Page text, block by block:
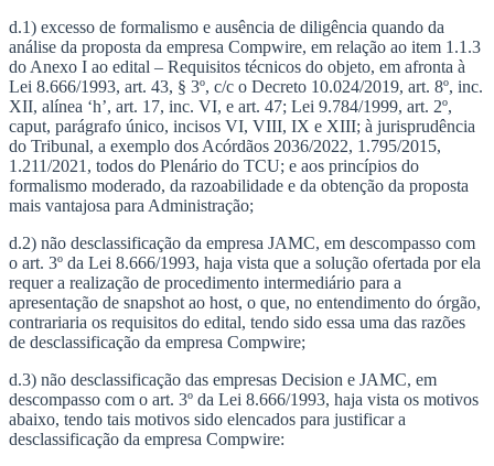
d.1) excesso de formalismo e ausência de diligência quando da
análise da proposta da empresa Compwire, em relação ao item 1.1.3
do Anexo I ao edital – Requisitos técnicos do objeto, em afronta à
Lei 8.666/1993, art. 43, § 3º, c/c o Decreto 10.024/2019, art. 8º, inc.
XII, alínea ‘h’, art. 17, inc. VI, e art. 47; Lei 9.784/1999, art. 2º,
caput, parágrafo único, incisos VI, VIII, IX e XIII; à jurisprudência
do Tribunal, a exemplo dos Acórdãos 2036/2022, 1.795/2015,
1.211/2021, todos do Plenário do TCU; e aos princípios do
formalismo moderado, da razoabilidade e da obtenção da proposta
mais vantajosa para Administração;
d.2) não desclassificação da empresa JAMC, em descompasso com
o art. 3º da Lei 8.666/1993, haja vista que a solução ofertada por ela
requer a realização de procedimento intermediário para a
apresentação de snapshot ao host, o que, no entendimento do órgão,
contrariaria os requisitos do edital, tendo sido essa uma das razões
de desclassificação da empresa Compwire;
d.3) não desclassificação das empresas Decision e JAMC, em
descompasso com o art. 3º da Lei 8.666/1993, haja vista os motivos
abaixo, tendo tais motivos sido elencados para justificar a
desclassificação da empresa Compwire: